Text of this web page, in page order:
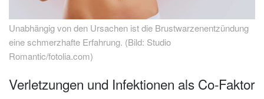
Unabhängig von den Ursachen ist die Brustwarzenentzündung
eine schmerzhafte Erfahrung. (Bild: Studio
Romantic/fotolia.com)
Verletzungen und Infektionen als Co-Faktor